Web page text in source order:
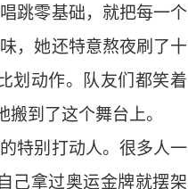
跳零基础，就把每一个
，她还特意熬夜刷了十
划动作。队友们都笑着
到了这个舞台上。
特别打动人。很多人一
己拿过奥运金牌就摆架